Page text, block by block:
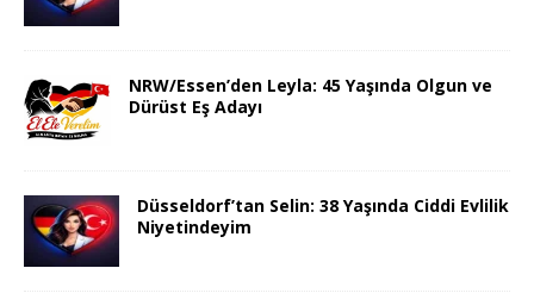
NRW/Essen’den Leyla: 45 Yaşında Olgun ve
Dürüst Eş Adayı
Düsseldorf’tan Selin: 38 Yaşında Ciddi Evlilik
Niyetindeyim